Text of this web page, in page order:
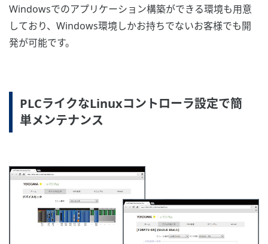
Windowsでのアプリケーション構築ができる環境も用意
しており、Windows環境しかお持ちでないお客様でも開
発が可能です。
PLCライクなLinuxコントローラ設定で簡
単メンテナンス